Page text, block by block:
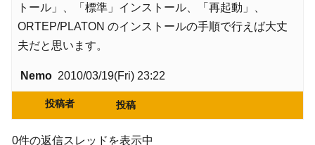
トール」、「標準」インストール、「再起動」、
ORTEP/PLATON のインストールの手順で行えば大丈
夫だと思います。
Nemo 2010/03/19(Fri) 23:22
投稿者 投稿
0件の返信スレッドを表示中